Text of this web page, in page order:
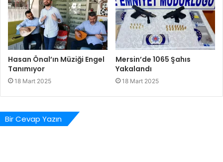
Hasan Önal’ın Müziği Engel
Tanımıyor
18 Mart 2025
Mersin’de 1065 Şahıs
Yakalandı
18 Mart 2025
Bir Cevap Yazın